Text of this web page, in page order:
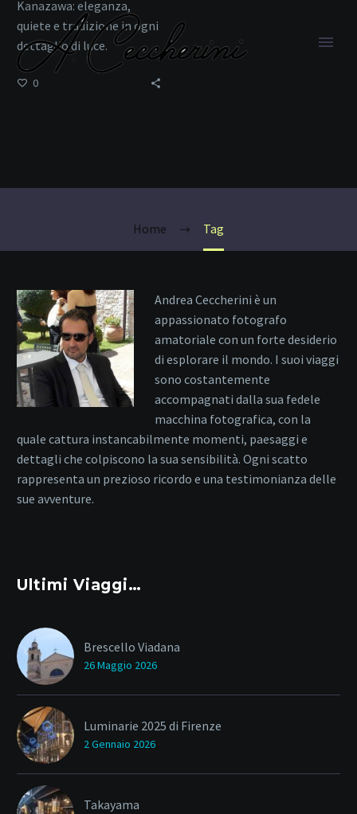
Home Tag
Kanazawa: eleganza,
quiete e tradizione in ogni
dettaglio di luce.
0
Andrea Ceccherini è un
appassionato fotografo
amatoriale con un forte desiderio
di esplorare il mondo. I suoi viaggi
sono costantemente
accompagnati dalla sua fedele
macchina fotografica, con la
quale cattura instancabilmente momenti, paesaggi e
dettagli che colpiscono la sua sensibilità. Ogni scatto
rappresenta un prezioso ricordo e una testimonianza delle
sue avventure.
Ultimi Viaggi…
Brescello Viadana
26 Maggio 2026
Luminarie 2025 di Firenze
2 Gennaio 2026
Takayama